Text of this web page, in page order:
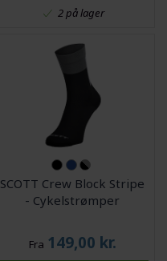
2 på lager
SCOTT Crew Block Stripe
- Cykelstrømper
Fra 149,00 kr.